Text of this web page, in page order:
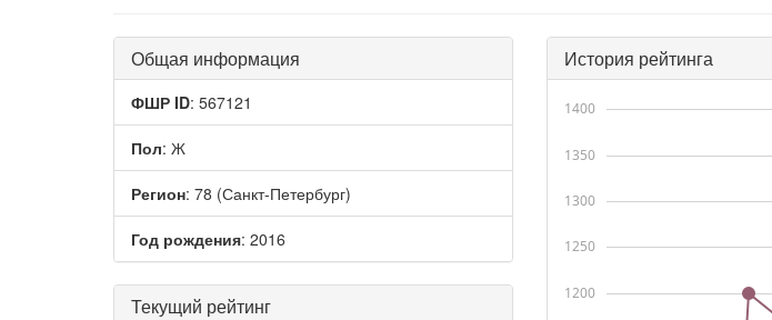
Общая информация
ФШР ID: 567121
Пол: Ж
Регион: 78 (Санкт-Петербург)
Год рождения: 2016
Текущий рейтинг
История рейтинга
1200
1250
1300
1350
1400